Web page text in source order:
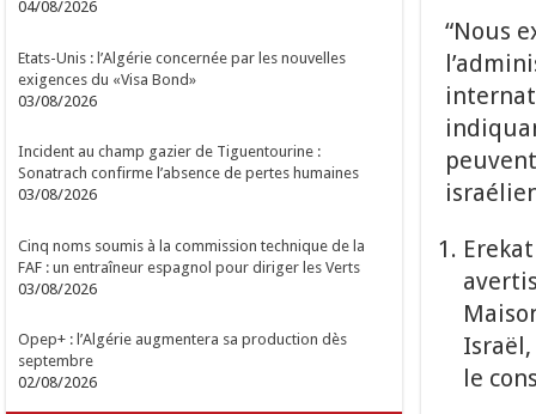
“Nous
le
04/08/2026
Etats-Unis : l’Algérie concernée par les nouvelles
exigences du «Visa Bond»
03/08/2026
Incident au champ gazier de Tiguentourine :
Sonatrach confirme l’absence de pertes humaines
03/08/2026
Cinq noms soumis à la commission technique de la
FAF : un entraîneur espagnol pour diriger les Verts
03/08/2026
Opep+ : l’Algérie augmentera sa production dès
septembre
02/08/2026